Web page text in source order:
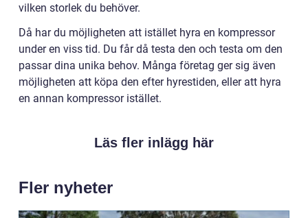
vilken storlek du behöver.
Då har du möjligheten att istället hyra en kompressor
under en viss tid. Du får då testa den och testa om den
passar dina unika behov. Många företag ger sig även
möjligheten att köpa den efter hyrestiden, eller att hyra
en annan kompressor istället.
Läs fler inlägg här
Fler nyheter